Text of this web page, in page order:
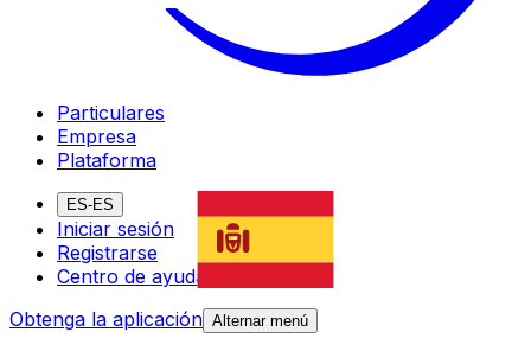
Particulares
Empresa
Plataforma
ES-ES
Iniciar sesión
Registrarse
Centro de ayuda
Obtenga la aplicación Alternar menú